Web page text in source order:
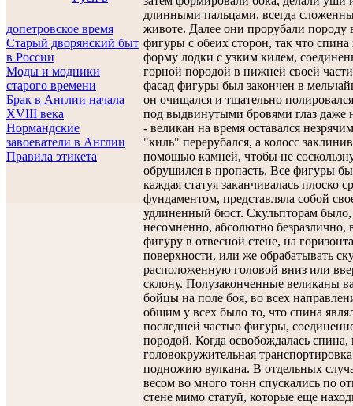
допетровское время
Старый дворянский быт
в России
Моды и модники
старого времени
Брак в Англии начала
XVIII века
Нормандские
завоеватели в Англии
Правила этикета
длинными пальцами, всегда
животе. Далее они прорубали породу
фигуры с обеих сторон, так что спина
форму лодки с узким килем,
горной породой в нижней своей
фасад фигуры был закончен в
он очищался и тщательно
под выдвинутыми бровями глаз даже
- великан на время оставался
"киль" перерубался, а колосс
помощью камней, чтобы не
обрушился в пропасть. Все фигуры
каждая статуя заканчивалась плоско
фундаментом, представляла собой
удлиненный бюст. Скульпторам было,
несомненно, абсолютно безразлично,
фигуру в отвесной стене, на
поверхности, или же обрабатывать
расположенную головой вниз или
склону. Полузаконченные великаны
бойцы на поле боя, во всех
общим у всех было то, что спина
последней частью фигуры,
породой. Когда освобождалась спина,
головокружительная
подножию вулкана. В отдельных
весом во много тонн спускались по
стене мимо статуй, которые еще